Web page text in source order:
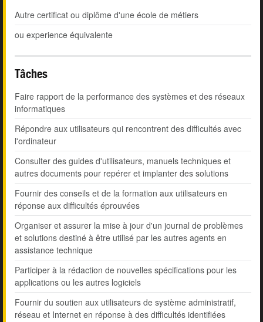
Autre certificat ou diplôme d'une école de métiers
ou experience équivalente
Tâches
Faire rapport de la performance des systèmes et des réseaux
informatiques
Répondre aux utilisateurs qui rencontrent des difficultés avec
l'ordinateur
Consulter des guides d'utilisateurs, manuels techniques et
autres documents pour repérer et implanter des solutions
Fournir des conseils et de la formation aux utilisateurs en
réponse aux difficultés éprouvées
Organiser et assurer la mise à jour d'un journal de problèmes
et solutions destiné à être utilisé par les autres agents en
assistance technique
Participer à la rédaction de nouvelles spécifications pour les
applications ou les autres logiciels
Fournir du soutien aux utilisateurs de système administratif,
réseau et Internet en réponse à des difficultés identifiées